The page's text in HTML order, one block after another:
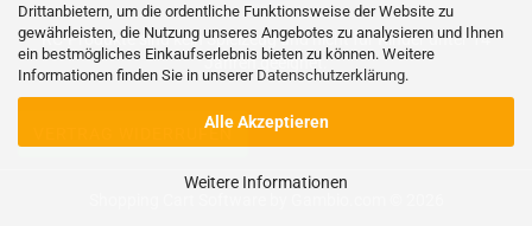
Drittanbietern, um die ordentliche Funktionsweise der Website zu
gewährleisten, die Nutzung unseres Angebotes zu analysieren und Ihnen
ein bestmögliches Einkaufserlebnis bieten zu können. Weitere
Informationen finden Sie in unserer Datenschutzerklärung.
Alle Akzeptieren
Weitere Informationen
RC-Produkte sind kein Spielzeug und nicht für Kinder unter 14
Jahren geeignet.
VERTRAG WIDERRUFEN